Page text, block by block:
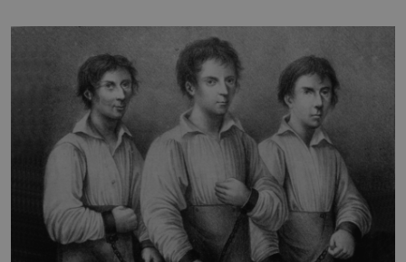
bez které si českou zahradu ani nedokážeme představit.